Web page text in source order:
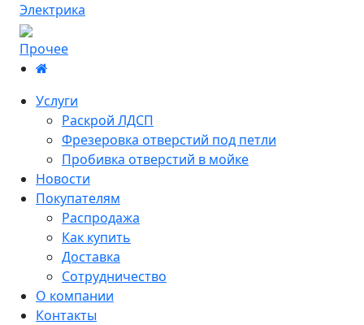
Электрика
Прочее
Услуги
Раскрой ЛДСП
Фрезеровка отверстий под петли
Пробивка отверстий в мойке
Новости
Покупателям
Распродажа
Как купить
Доставка
Сотрудничество
О компании
Контакты